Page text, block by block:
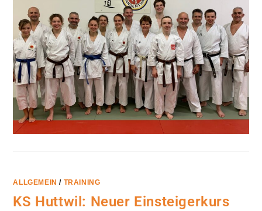
ALLGEMEIN / TRAINING
KS Huttwil: Neuer Einsteigerkurs